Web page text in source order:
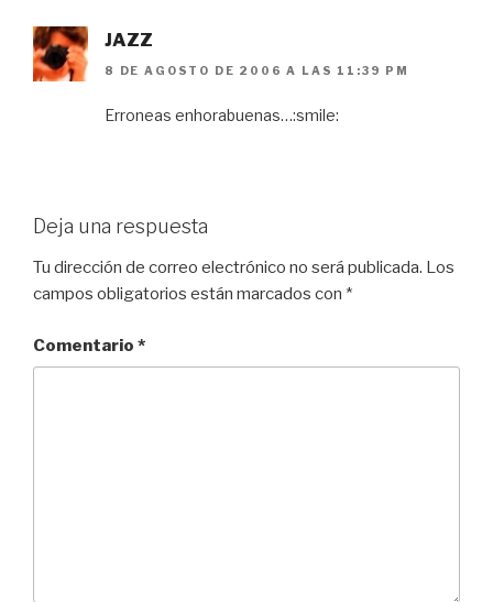
JAZZ
8 DE AGOSTO DE 2006 A LAS 11:39 PM
Erroneas enhorabuenas…:smile:
Deja una respuesta
Tu dirección de correo electrónico no será publicada. Los
campos obligatorios están marcados con *
Comentario *